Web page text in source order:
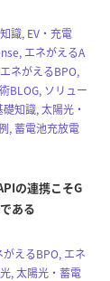
識, EV・充電
エネがえるA
ネがえるBPO,
BLOG, ソリュー
知識, 太陽光・
, 蓄電池充放電
の連携こそG
ある
えるBPO, エネ
, 太陽光・蓄電